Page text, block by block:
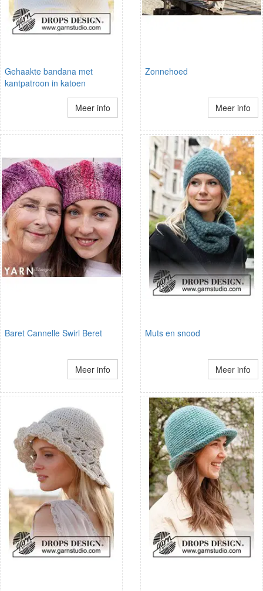
Gehaakte bandana met
kantpatroon in katoen
Meer info
Zonnehoed
Meer info
Baret Cannelle Swirl Beret
Meer info
Muts en snood
Meer info